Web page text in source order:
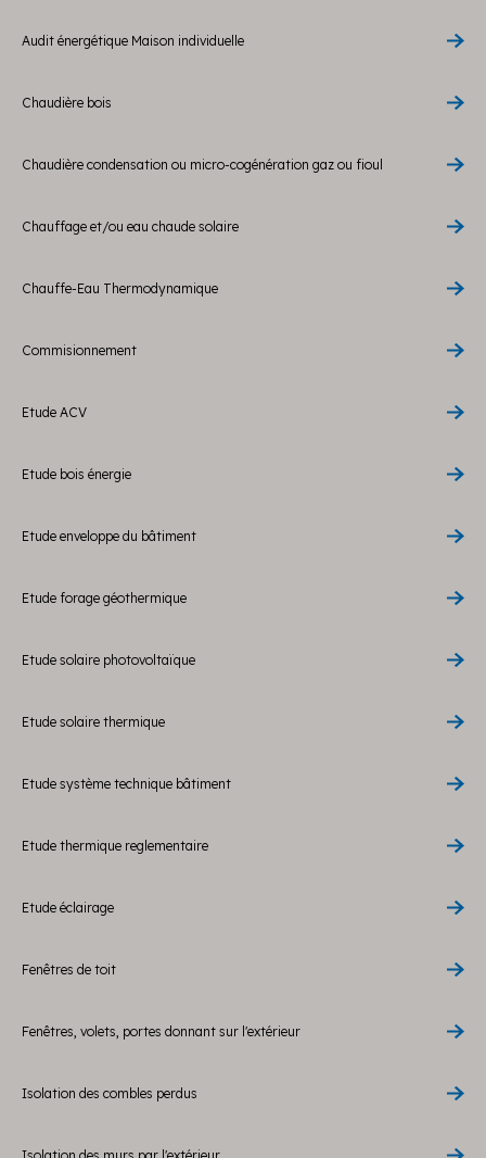
Audit énergétique Maison individuelle
Chaudière bois
Chaudière condensation ou micro-cogénération gaz ou fioul
Chauffage et/ou eau chaude solaire
Chauffe-Eau Thermodynamique
Commisionnement
Etude ACV
Etude bois énergie
Etude enveloppe du bâtiment
Etude forage géothermique
Etude solaire photovoltaïque
Etude solaire thermique
Etude système technique bâtiment
Etude thermique reglementaire
Etude éclairage
Fenêtres de toit
Fenêtres, volets, portes donnant sur l'extérieur
Isolation des combles perdus
Isolation des murs par l'extérieur